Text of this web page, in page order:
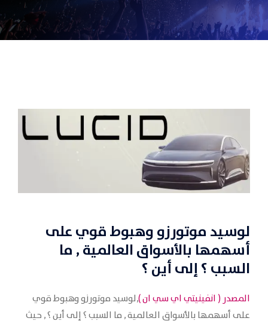
لوسيد موتورزو وهبوط قوي على
أسهمها بالأسواق العالمية , ما
السبب ؟ إلى أين ؟
المصدر ( انفينيتي اي سي ان),لوسيد موتورزو وهبوط قوي
على أسهمها بالأسواق العالمية , ما السبب ؟ إلى أين ؟ , حيث